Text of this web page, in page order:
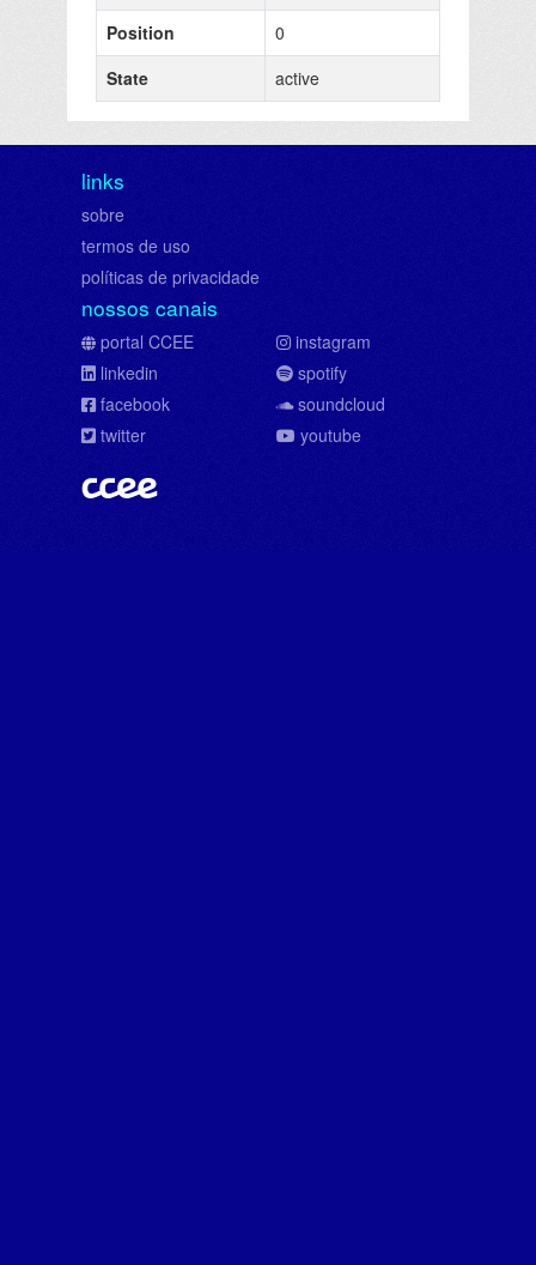
Position
0
State
active
links
sobre
termos de uso
políticas de privacidade
nossos canais
portal CCEE
linkedin
facebook
twitter
instagram
spotify
soundcloud
youtube